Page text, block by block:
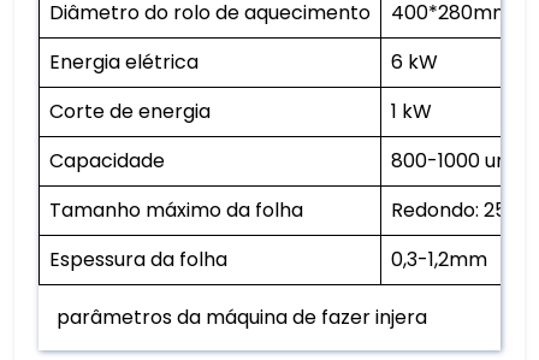
Diâmetro do rolo de aquecimento
400*280mm
Energia elétrica
6 kW
Corte de energia
1 kW
Capacidade
800-1000
Tamanho máximo da folha
Redondo:
Espessura da folha
0,3-1,2mm
parâmetros da máquina de fazer injera